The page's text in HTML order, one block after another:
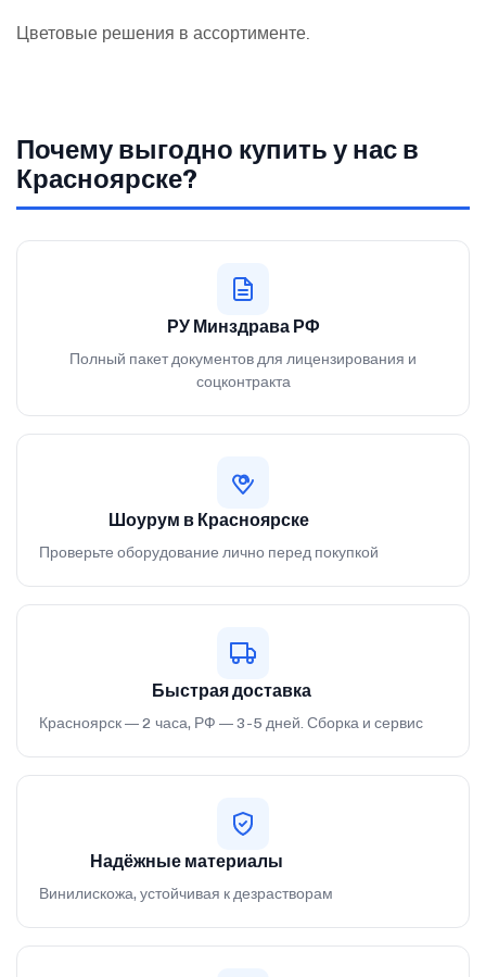
Цветовые решения в ассортименте.
Почему выгодно купить у нас в
Красноярске?
РУ Минздрава РФ
Полный пакет документов для лицензирования и
соцконтракта
Шоурум в Красноярске
Проверьте оборудование лично перед покупкой
Быстрая доставка
Красноярск — 2 часа, РФ — 3-5 дней. Сборка и сервис
Надёжные материалы
Винилискожа, устойчивая к дезрастворам